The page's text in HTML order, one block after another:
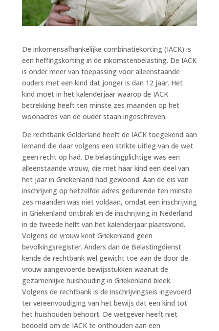
De inkomensafhankelijke combinatiekorting (IACK) is
een heffingskorting in de inkomstenbelasting. De IACK
is onder meer van toepassing voor alleenstaande
ouders met een kind dat jonger is dan 12 jaar. Het
kind moet in het kalenderjaar waarop de IACK
betrekking heeft ten minste zes maanden op het
woonadres van de ouder staan ingeschreven.
De rechtbank Gelderland heeft de IACK toegekend aan
iemand die daar volgens een strikte uitleg van de wet
geen recht op had. De belastingplichtige was een
alleenstaande vrouw, die met haar kind een deel van
het jaar in Griekenland had gewoond. Aan de eis van
inschrijving op hetzelfde adres gedurende ten minste
zes maanden was niet voldaan, omdat een inschrijving
in Griekenland ontbrak en de inschrijving in Nederland
in de tweede helft van het kalenderjaar plaatsvond.
Volgens de vrouw kent Griekenland geen
bevolkingsregister. Anders dan de Belastingdienst
kende de rechtbank wel gewicht toe aan de door de
vrouw aangevoerde bewijsstukken waaruit de
gezamenlijke huishouding in Griekenland bleek.
Volgens de rechtbank is de inschrijvingseis ingevoerd
ter vereenvoudiging van het bewijs dat een kind tot
het huishouden behoort. De wetgever heeft niet
bedoeld om de IACK te onthouden aan een